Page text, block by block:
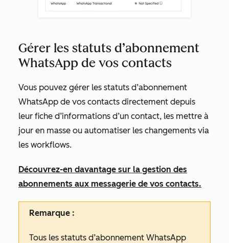
Gérer les statuts d’abonnement
WhatsApp de vos contacts
Vous pouvez gérer les statuts d’abonnement
WhatsApp de vos contacts directement depuis
leur fiche d’informations d’un contact, les mettre à
jour en masse ou automatiser les changements via
les workflows.
Découvrez-en davantage sur la gestion des
abonnements aux messagerie de vos contacts.
Remarque :
Tous les statuts d’abonnement WhatsApp